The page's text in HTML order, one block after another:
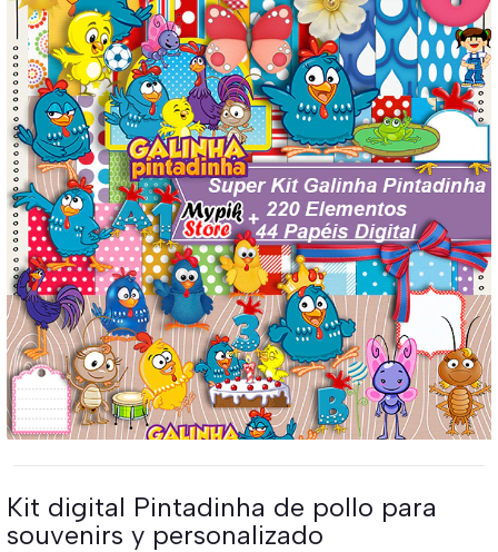
Kit digital Pintadinha de pollo para
souvenirs y personalizado